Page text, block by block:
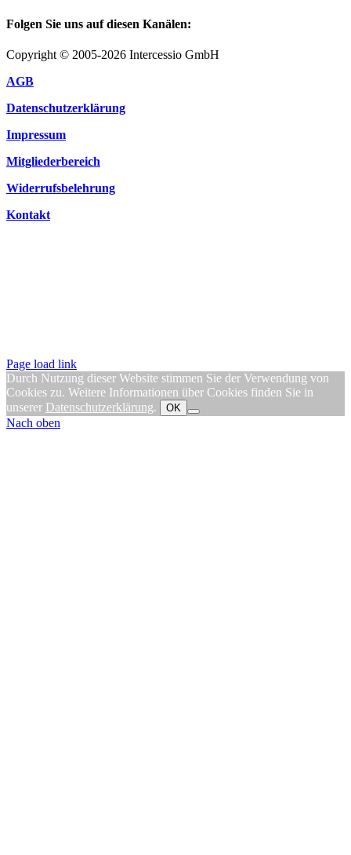
Folgen Sie uns auf diesen Kanälen:
Copyright © 2005-2026 Intercessio GmbH
AGB
Datenschutzerklärung
Impressum
Mitgliederbereich
Widerrufsbelehrung
Kontakt
Page load link
Durch Nutzung dieser Website stimmen Sie der Verwendung von
Cookies zu. Weitere Informationen über Cookies finden Sie in
unserer Datenschutzerklärung. OK
Nach oben